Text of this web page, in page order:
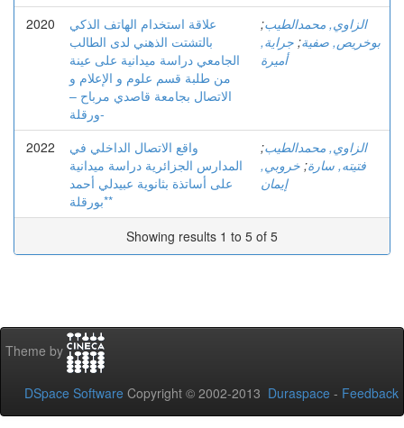
2020
علاقة استخدام الهاتف الذكي
بالتشتت الذهني لدى الطالب
الجامعي دراسة میدانیة على عینة
من طلبة قسم علوم و الإعلام و
الاتصال بجامعة قاصدي مرباح –
ورقلة-
الزاوي, محمدالطيب;
بوخريص, صفية; جراية,
أميرة
2022
واقع الاتصال الداخلي في
المدارس الجزائرية دراسة ميدانية
على أساتذة بثانوية عبيدلي أحمد
*بورقلة*
الزاوي, محمدالطيب;
فتيته, سارة; خروبي,
إيمان
Showing results 1 to 5 of 5
Theme by
DSpace Software Copyright © 2002-2013 Duraspace - Feedback